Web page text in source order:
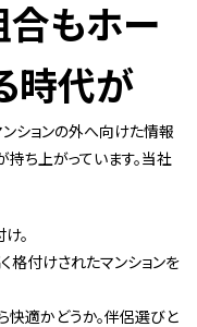
合もホー
時代が
ションの外へ向けた情報
ち上がっています。当社
。
格付けされたマンションを
快適かどうか。伴侶選びと